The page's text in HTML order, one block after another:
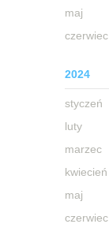
maj
czerwiec
2024
styczeń
luty
marzec
kwiecień
maj
czerwiec